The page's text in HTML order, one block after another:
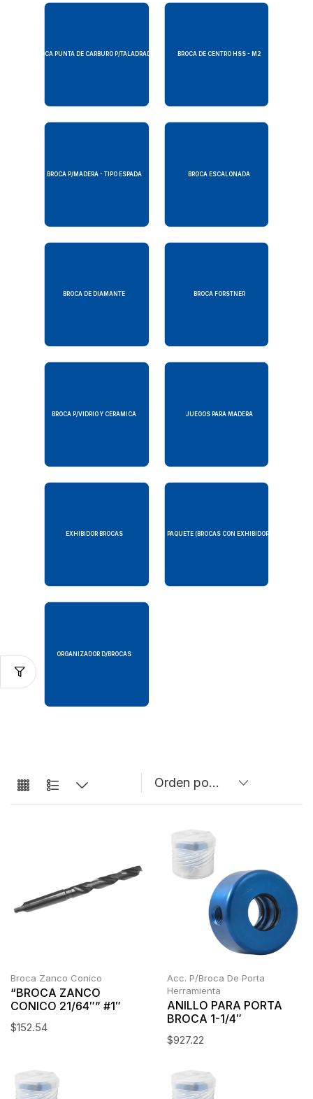
BROCA PUNTA DE CARBURO P/TALADRADO BROCA DE CENTRO HSS - M2
BROCA P/MADERA - TIPO ESPADA BROCA ESCALONADA
BROCA DE DIAMANTE BROCA FORSTNER
BROCA P/VIDRIO Y CERAMICA JUEGOS PARA MADERA
EXHIBIDOR BROCAS PAQUETE (BROCAS CON EXHIBIDOR)
ORGANIZADOR D/BROCAS
Broca Zanco Conico
“BROCA ZANCO
CONICO 21/64″” #1″
$152.54
Acc. P/Broca De Porta
Herramienta
ANILLO PARA PORTA
BROCA 1-1/4″
$927.22